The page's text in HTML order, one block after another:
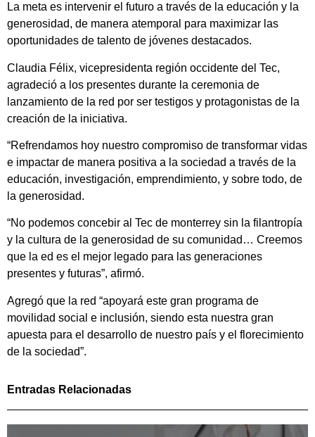
La meta es intervenir el futuro a través de la educación y la
generosidad, de manera atemporal para maximizar las
oportunidades de talento de jóvenes destacados.
Claudia Félix, vicepresidenta región occidente del Tec,
agradeció a los presentes durante la ceremonia de
lanzamiento de la red por ser testigos y protagonistas de la
creación de la iniciativa.
“Refrendamos hoy nuestro compromiso de transformar vidas
e impactar de manera positiva a la sociedad a través de la
educación, investigación, emprendimiento, y sobre todo, de
la generosidad.
“No podemos concebir al Tec de monterrey sin la filantropía
y la cultura de la generosidad de su comunidad… Creemos
que la ed es el mejor legado para las generaciones
presentes y futuras”, afirmó.
Agregó que la red “apoyará este gran programa de
movilidad social e inclusión, siendo esta nuestra gran
apuesta para el desarrollo de nuestro país y el florecimiento
de la sociedad”.
Entradas Relacionadas